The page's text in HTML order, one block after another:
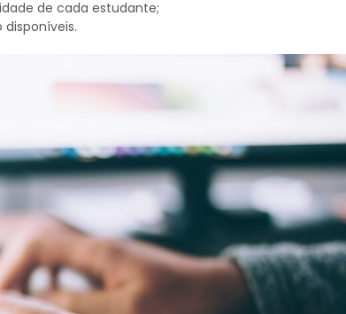
de cada estudante;